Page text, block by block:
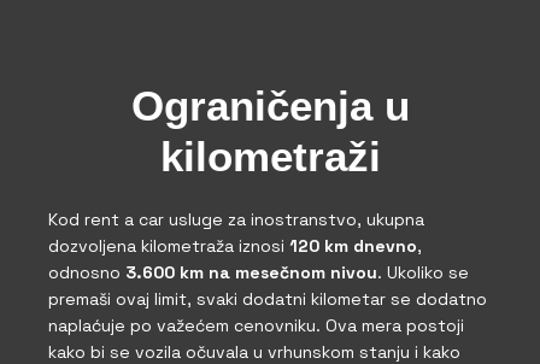
Ograničenja u
kilometraži
Kod rent a car usluge za inostranstvo, ukupna
dozvoljena kilometraža iznosi 120 km dnevno,
odnosno 3.600 km na mesečnom nivou. Ukoliko se
premaši ovaj limit, svaki dodatni kilometar se dodatno
naplaćuje po važećem cenovniku. Ova mera postoji
kako bi se vozila očuvala u vrhunskom stanju i kako